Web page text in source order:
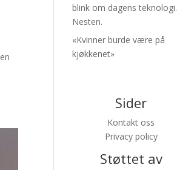
blink om dagens teknologi.
Nesten.
«Kvinner burde være på
kjøkkenet»
Sider
Kontakt oss
Privacy policy
Støttet av